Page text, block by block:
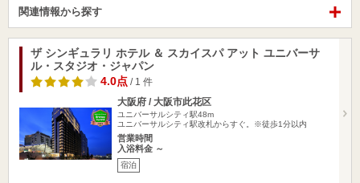
関連情報から探す
ザ シンギュラリ ホテル ＆ スカイスパ アット ユニバーサ
ル・スタジオ・ジャパン
4.0点 / 1 件
大阪府 / 大阪市此花区
ユニバーサルシティ駅48m
ユニバーサルシティ駅改札からすぐ。※徒歩1分以内
営業時間
入浴料金 ～
宿泊